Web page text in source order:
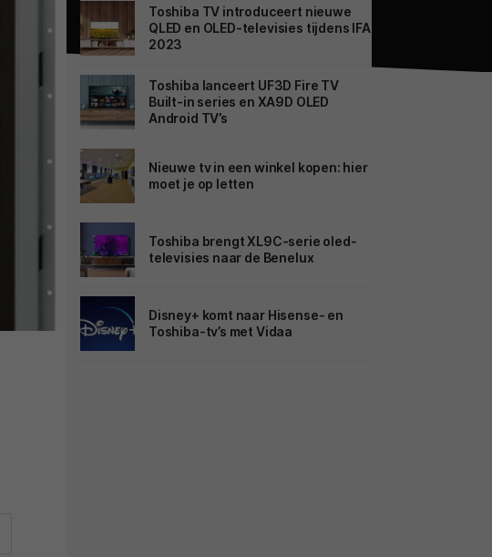
Toshiba TV introduceert nieuwe
QLED en OLED-televisies tijdens IFA
2023
Toshiba lanceert UF3D Fire TV
Built-in series en XA9D OLED
Android TV’s
Nieuwe tv in een winkel kopen: hier
moet je op letten
Toshiba brengt XL9C-serie oled-
televisies naar de Benelux
Disney+ komt naar Hisense- en
Toshiba-tv’s met Vidaa